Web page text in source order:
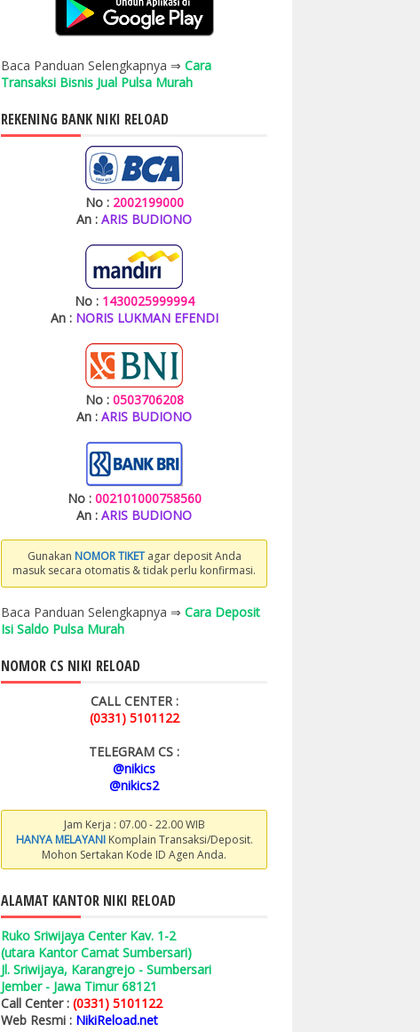
Baca Panduan Selengkapnya ⇒ Cara
Transaksi Bisnis Jual Pulsa Murah
REKENING BANK NIKI RELOAD
No : 2002199000
An : ARIS BUDIONO
No : 1430025999994
An : NORIS LUKMAN EFENDI
No : 0503706208
An : ARIS BUDIONO
No : 002101000758560
An : ARIS BUDIONO
Gunakan NOMOR TIKETagar deposit Anda
masuk secara otomatis & tidak perlu konfirmasi.
Baca Panduan Selengkapnya ⇒ Cara Deposit
Isi Saldo Pulsa Murah
NOMOR CS NIKI RELOAD
CALL CENTER :
(0331) 5101122
TELEGRAM CS :
@nikics
@nikics2
Jam Kerja : 07.00 - 22.00 WIB
HANYA MELAYANIKomplain Transaksi/Deposit.
Mohon Sertakan Kode ID Agen Anda.
ALAMAT KANTOR NIKI RELOAD
Ruko Sriwijaya Center Kav. 1-2
(utara Kantor Camat Sumbersari)
Jl. Sriwijaya, Karangrejo - Sumbersari
Jember - Jawa Timur 68121
Call Center : (0331) 5101122
Web Resmi : NikiReload.net